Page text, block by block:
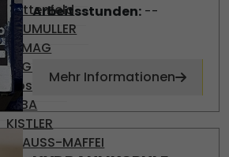
Battenfeld
BAUMULLER
DEMAG
ENGEL
Gossen
KEBA
KISTLER
KRAUSS-MAFFEI
Arbeitsstunden:--
Mehr Informationen